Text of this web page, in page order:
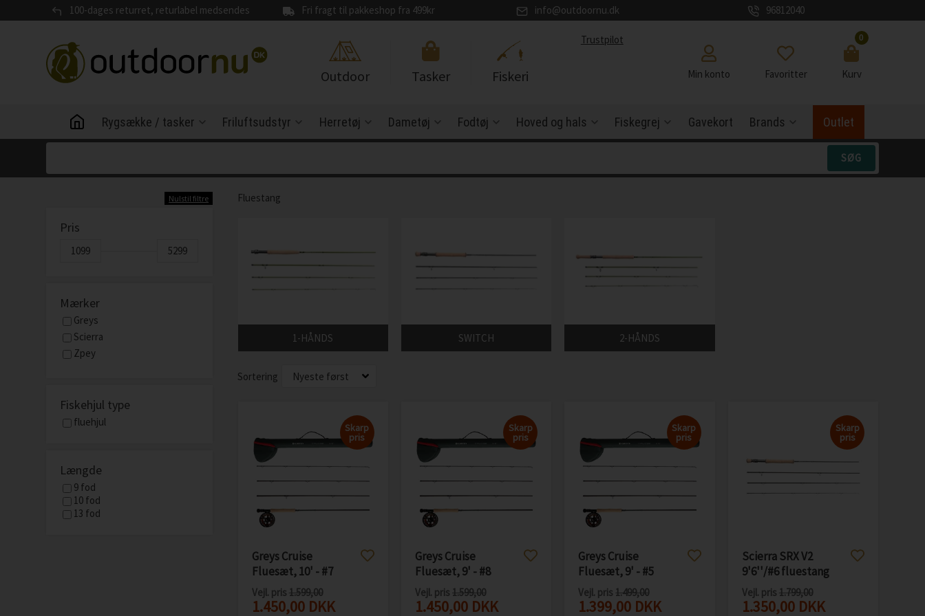
100-dages returret, returlabel medsendes Fri fragt til pakkeshop fra 499kr info@outdoornu.dk 96812040
Outdoor Tasker Fiskeri
Trustpilot
Min konto Favoritter
0
Kurv
Rygsække / tasker Friluftsudstyr Herretøj Dametøj Fodtøj Hoved og hals Fiskegrej Gavekort Brands Outlet
Nulstil filtre
Pris
Mærker
Greys
Scierra
Zpey
Fiskehjul type
fluehjul
Længde
9 fod
10 fod
13 fod
Fluestang
1-HÅNDS SWITCH 2-HÅNDS
Sortering
Skarp
pris
Greys Cruise
Fluesæt, 10' - #7
Vejl. pris 1.599,00
1.450,00 DKK
Skarp
pris
Greys Cruise
Fluesæt, 9' - #8
Vejl. pris 1.599,00
1.450,00 DKK
Skarp
pris
Greys Cruise
Fluesæt, 9' - #5
Vejl. pris 1.499,00
1.399,00 DKK
Skarp
pris
Scierra SRX V2
9'6''/#6 fluestang
Vejl. pris 1.799,00
1.350,00 DKK